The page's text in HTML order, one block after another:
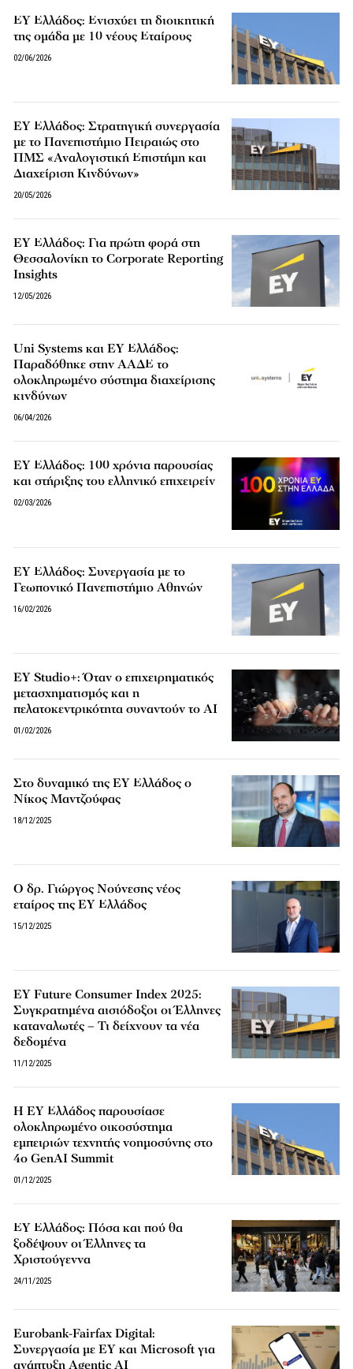
ΕΥ Ελλάδος: Ενισχύει τη διοικητική
της ομάδα με 10 νέους Εταίρους
02/06/2026
EY Ελλάδος: Στρατηγική συνεργασία
με το Πανεπιστήμιο Πειραιώς στο
ΠΜΣ «Αναλογιστική Επιστήμη και
Διαχείριση Κινδύνων»
20/05/2026
EY Ελλάδος: Για πρώτη φορά στη
Θεσσαλονίκη το Corporate Reporting
Insights
12/05/2026
Uni Systems και EY Ελλάδος:
Παραδόθηκε στην ΑΑΔΕ το
oλοκληρωμένο σύστημα διαχείρισης
κινδύνων
06/04/2026
EY Ελλάδος: 100 χρόνια παρουσίας
και στήριξης του ελληνικό επιχειρείν
02/03/2026
EY Ελλάδος: Συνεργασία με το
Γεωπονικό Πανεπιστήμιο Αθηνών
16/02/2026
EY Studio+: Όταν ο επιχειρηματικός
μετασχηματισμός και η
πελατοκεντρικότητα συναντούν το AI
01/02/2026
Στο δυναμικό της EY Ελλάδος ο
Νίκος Μαντζούφας
18/12/2025
Ο δρ. Γιώργος Νούνεσης νέος
εταίρος της EY Ελλάδος
15/12/2025
EY Future Consumer Index 2025:
Συγκρατημένα αισιόδοξοι οι Έλληνες
καταναλωτές – Τι δείχνουν τα νέα
δεδομένα
11/12/2025
Η EY Ελλάδος παρουσίασε
ολοκληρωμένο οικοσύστημα
εμπειριών τεχνητής νοημοσύνης στο
4o GenAI Summit
01/12/2025
ΕΥ Ελλάδος: Πόσα και πού θα
ξοδέψουν οι Έλληνες τα
Χριστούγεννα
24/11/2025
Eurobank-Fairfax Digital:
Συνεργασία με EY και Microsoft για
ανάπτυξη Αgentic AI